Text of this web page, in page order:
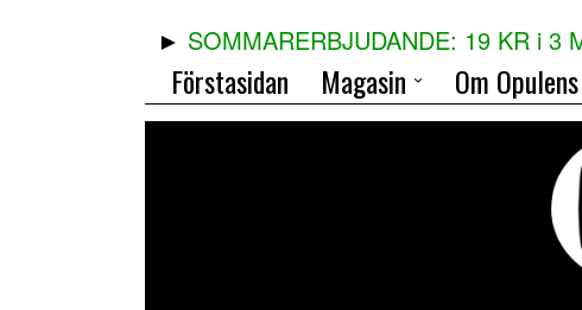
SOMMARERBJUDANDE: 19 KR i 3
Förstasidan Magasin Om Opulens